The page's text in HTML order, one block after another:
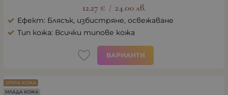
12.27 € / 24.00лв.
Ефект: Блясък, избистряне, освежаване
Тип кожа: Всички типове кожа
ВАРИАНТИ
ЗРЯЛА КОЖА
МЛАДА КОЖА